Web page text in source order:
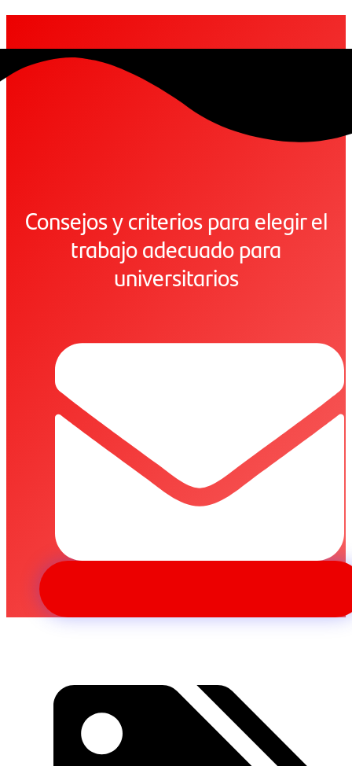
Consejos y criterios para elegir el
trabajo adecuado para
universitarios